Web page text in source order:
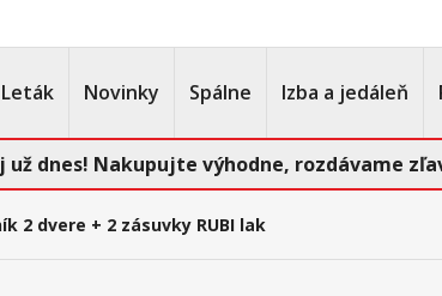
Leták Novinky Spálne Izba a jedáleň
dnes! Nakupujte výhodne, rozdávame
2 dvere + 2 zásuvky RUBI lak